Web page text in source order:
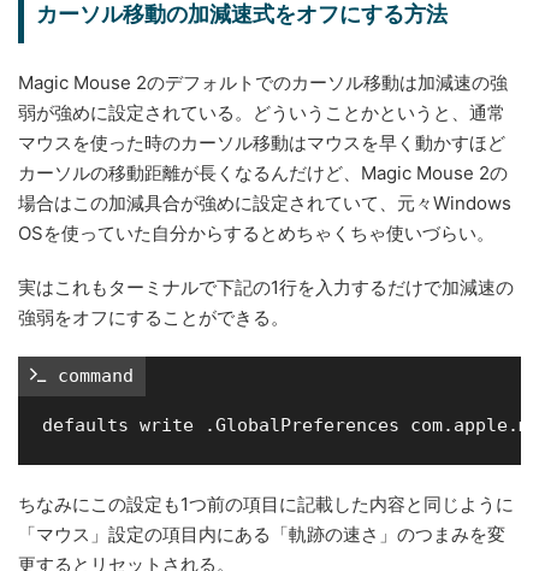
カーソル移動の加減速式をオフにする方法
Magic Mouse 2のデフォルトでのカーソル移動は加減速の強
弱が強めに設定されている。どういうことかというと、通常
マウスを使った時のカーソル移動はマウスを早く動かすほど
カーソルの移動距離が長くなるんだけど、Magic Mouse 2の
場合はこの加減具合が強めに設定されていて、元々Windows
OSを使っていた自分からするとめちゃくちゃ使いづらい。
実はこれもターミナルで下記の1行を入力するだけで加減速の
強弱をオフにすることができる。
command
ちなみにこの設定も1つ前の項目に記載した内容と同じように
「マウス」設定の項目内にある「軌跡の速さ」のつまみを変
更するとリセットされる。